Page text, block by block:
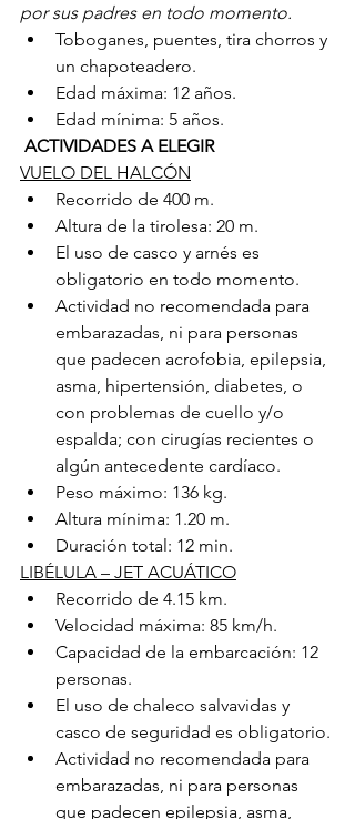
por sus padres en todo momento.
Toboganes, puentes, tira chorros y
un chapoteadero.
Edad máxima: 12 años.
Edad mínima: 5 años.
ACTIVIDADES A ELEGIR
VUELO DEL HALCÓN
Recorrido de 400 m.
Altura de la tirolesa: 20 m.
El uso de casco y arnés es
obligatorio en todo momento.
Actividad no recomendada para
embarazadas, ni para personas
que padecen acrofobia, epilepsia,
asma, hipertensión, diabetes, o
con problemas de cuello y/o
espalda; con cirugías recientes o
algún antecedente cardíaco.
Peso máximo: 136 kg.
Altura mínima: 1.20 m.
Duración total: 12 min.
LIBÉLULA – JET ACUÁTICO
Recorrido de 4.15 km.
Velocidad máxima: 85 km/h.
Capacidad de la embarcación: 12
personas.
El uso de chaleco salvavidas y
casco de seguridad es obligatorio.
Actividad no recomendada para
embarazadas, ni para personas
que padecen epilepsia, asma,